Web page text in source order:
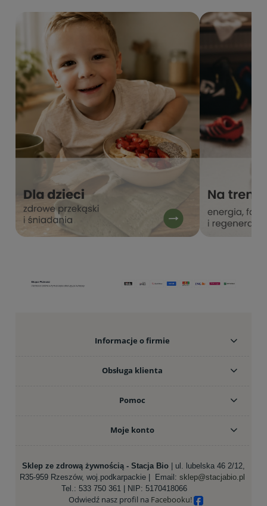
Informacje o firmie
Obsługa klienta
Pomoc
Moje konto
Sklep ze zdrową żywnością - Stacja Bio
| ul. lubelska 46 2/12,
R35-959 Rzeszów, woj.podkarpackie |
Email: sklep@stacjabio.pl
Tel.: 533 750 361| NIP: 5170418066
Odwiedź nasz profil na Facebooku!